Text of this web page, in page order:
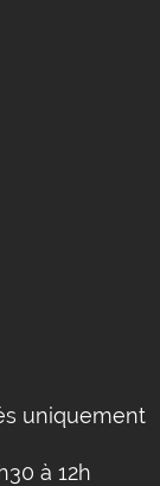
uniquement
à 12h